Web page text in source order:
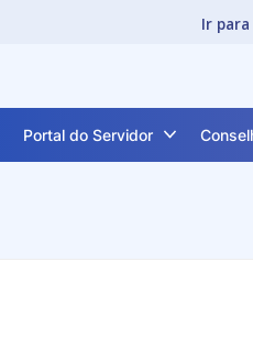
Ir
Portal do Servidor